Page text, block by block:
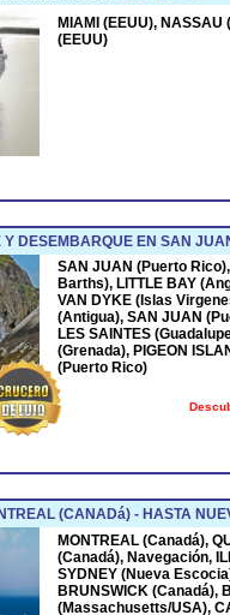
MIAMI (EEUU), NASSAU
(EEUU)
DESEMBARQUE EN SAN
SAN JUAN (Puerto
Barths), LITTLE BAY
VAN DYKE (Islas
(Antigua), SAN JUAN
LES SAINTES
(Grenada), PIGEON
(Puerto Rico)
(CANADá) - HASTA
MONTREAL (Canadá),
(Canadá), Navegación,
SYDNEY (Nueva
BRUNSWICK (Canadá),
(Massachusetts/USA),